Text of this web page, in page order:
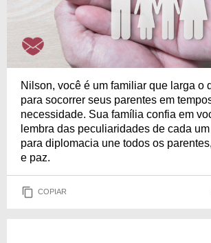
Nilson, você é um familiar que larga o
para socorrer seus parentes em
necessidade. Sua família confia em
lembra das peculiaridades de cada
para diplomacia une todos os
e paz.
COPIAR